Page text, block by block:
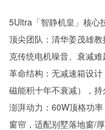
5Ultra「智静机皇」核心
顶尖团队：清华姜茂雄
克传统电机噪音、衰减难
革命结构：无减速箱设
磁能积十年不衰减），持
澎湃动力：60W顶格功
窗帘，适配别墅落地窗/厚